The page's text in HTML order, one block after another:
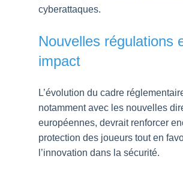
cyberattaques.
Nouvelles régulations
impact
L’évolution du cadre
notamment avec les nouvelles
européennes, devrait renforcer
protection des joueurs tout en
l’innovation dans la sécurité.